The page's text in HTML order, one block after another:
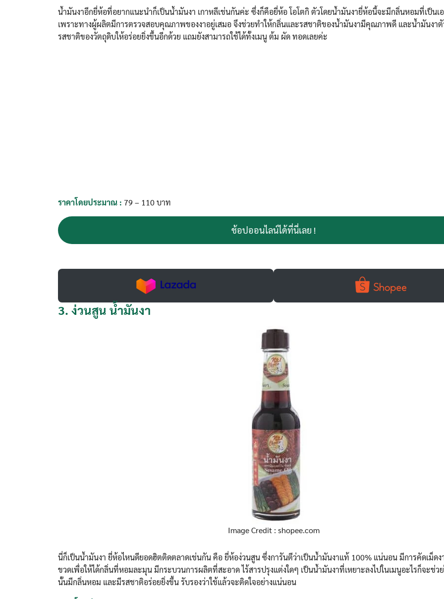
น้ำมันงาอีกยี่ห้อที่อยากแนะนำก็เป็นน้ำมันงา เกาหลีเช่นกันค่ะ ซึ่งก็คือยี่ห้อ โอโตกิ ตัวโดยน้ำมันงายี่ห้อนี้จะมีกลิ่นหอมที่เป็น
เพราะทางผู้ผลิตมีการตรวจสอบคุณภาพของงาอยู่เสมอ จึงช่วยทำให้กลิ่นและรสชาติของน้ำมันงามีคุณภาพดี และน้ำมันงาตั
รสชาติของวัตถุดิบให้อร่อยยิ่งขึ้นอีกด้วย แถมยังสามารถใช้ได้ทั้งเมนู ต้ม ผัด ทอดเลยค่ะ
ราคาโดยประมาณ : 79 – 110 บาท
ช้อปออนไลน์ได้ที่นี่เลย !
3. ง่วนสูน น้ำมันงา
Image Credit : shopee.com
นี่ก็เป็นน้ำมันงา ยี่ห้อไหนดียอดฮิตติดตลาดเช่นกัน คือ ยี่ห้อง่วนสูน ซึ่งการันตีว่าเป็นน้ำมันงาแท้ 100% แน่นอน มีการคัดเม็ด
ขวดเพื่อให้ได้กลิ่นที่หอมละมุน มีกระบวนการผลิตที่สะอาด ไร้สารปรุงแต่งใดๆ เป็นน้ำมันงาที่เหยาะลงไปในเมนูอะไรก็จะช่ว
นั้นมีกลิ่นหอม และมีรสชาติอร่อยยิ่งขึ้น รับรองว่าใช้แล้วจะติดใจอย่างแน่นอน